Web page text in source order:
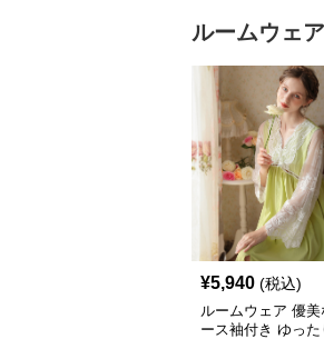
ルームウェア
¥5,940 (税込)
ルームウェア 優美
ース袖付き ゆった